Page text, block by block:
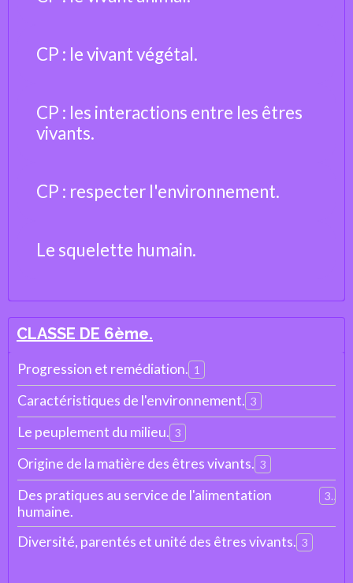
CP : le vivant végétal.
CP : les interactions entre les êtres
vivants.
CP : respecter l'environnement.
Le squelette humain.
CLASSE DE 6ème.
Progression et remédiation. 1
Caractéristiques de l'environnement. 3
Le peuplement du milieu. 3
Origine de la matière des êtres vivants. 3
Des pratiques au service de l'alimentation
humaine.
3
Diversité, parentés et unité des êtres vivants. 3